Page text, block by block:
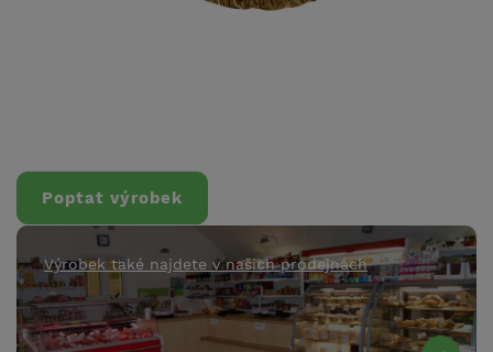
Výrobek také najdete v našich prodejnách
Poptat výrobek